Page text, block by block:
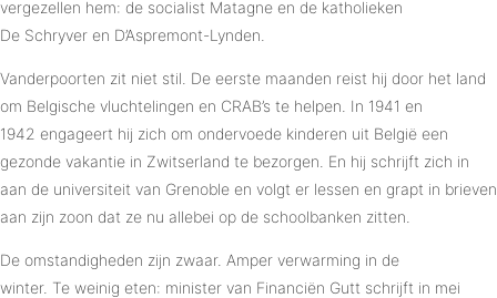
vergezellen hem: de socialist Matagne en de katholieken
De Schryver en D’Aspremont-Lynden.
Vanderpoorten zit niet stil. De eerste maanden reist hij door het land
om Belgische vluchtelingen en CRAB’s te helpen. In 1941 en
1942 engageert hij zich om ondervoede kinderen uit België een
gezonde vakantie in Zwitserland te bezorgen. En hij schrijft zich in
aan de universiteit van Grenoble en volgt er lessen en grapt in brieven
aan zijn zoon dat ze nu allebei op de schoolbanken zitten.
De omstandigheden zijn zwaar. Amper verwarming in de
winter. Te weinig eten: minister van Financiën Gutt schrijft in mei